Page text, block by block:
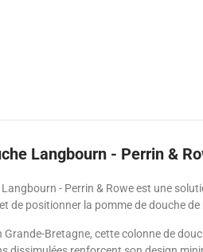
Langbourn - Perrin &
- Perrin & Rowe est une
de positionner la pomme de douche
Grande-Bretagne, cette colonne de